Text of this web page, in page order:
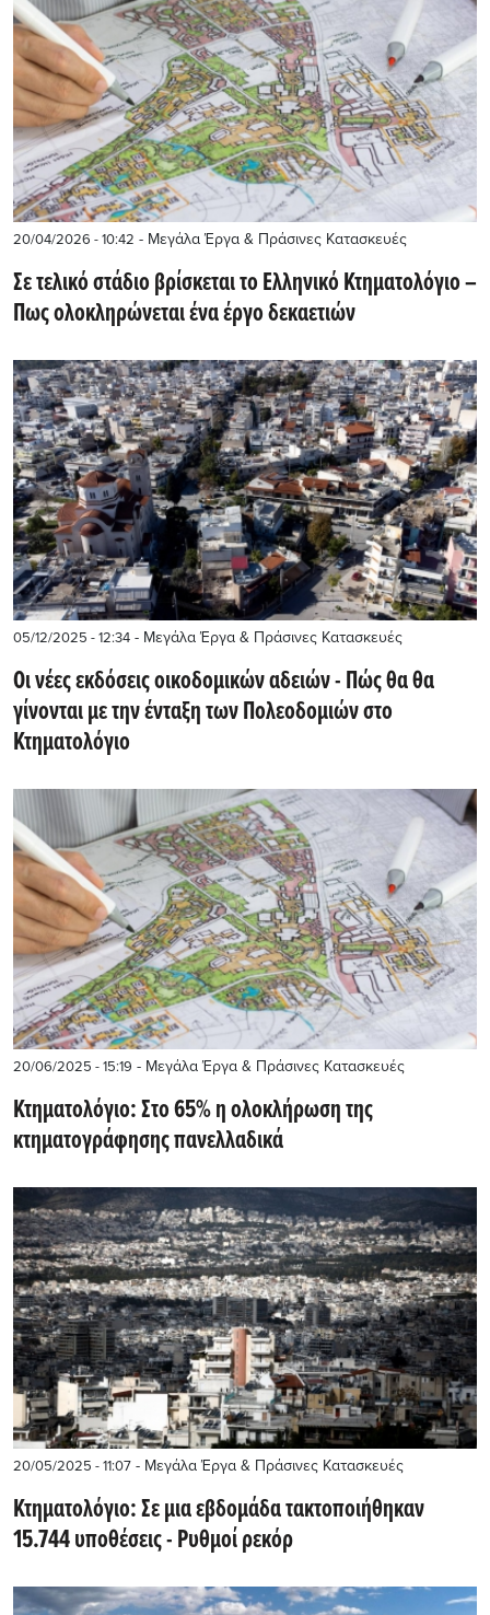
20/04/2026 - 10:42 - Μεγάλα Έργα & Πράσινες Κατασκευές
Σε τελικό στάδιο βρίσκεται το Ελληνικό Κτηματολόγιο –
Πως ολοκληρώνεται ένα έργο δεκαετιών
05/12/2025 - 12:34 - Μεγάλα Έργα & Πράσινες Κατασκευές
Οι νέες εκδόσεις οικοδομικών αδειών - Πώς θα θα
γίνονται με την ένταξη των Πολεοδομιών στο
Κτηματολόγιο
20/06/2025 - 15:19 - Μεγάλα Έργα & Πράσινες Κατασκευές
Κτηματολόγιο: Στο 65% η ολοκλήρωση της
κτηματογράφησης πανελλαδικά
20/05/2025 - 11:07 - Μεγάλα Έργα & Πράσινες Κατασκευές
Κτηματολόγιο: Σε μια εβδομάδα τακτοποιήθηκαν
15.744 υποθέσεις - Ρυθμοί ρεκόρ